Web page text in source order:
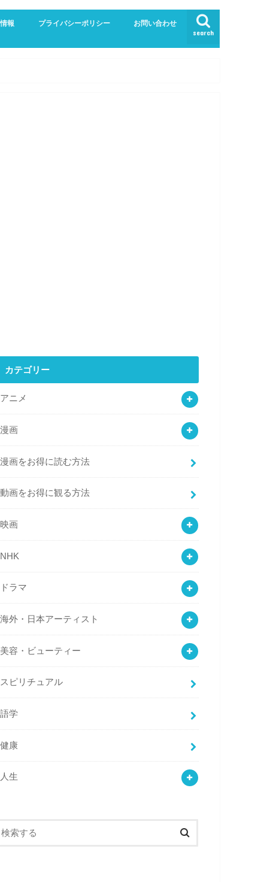
search
報 プライバシーポリシー お問い合わせ
カテゴリー
アニメ
漫画
漫画をお得に読む方法
動画をお得に観る方法
映画
NHK
ドラマ
海外・日本アーティスト
美容・ビューティー
スピリチュアル
語学
健康
人生